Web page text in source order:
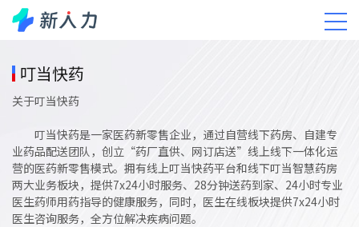
叮当快药
关于叮当快药
叮当快药是一家医药新零售企业，通过自营线下药房、自建专
业药品配送团队，创立“药厂直供、网订店送”线上线下一体化运
营的医药新零售模式。拥有线上叮当快药平台和线下叮当智慧药房
两大业务板块，提供7x24小时服务、28分钟送药到家、24小时专业
医生药师用药指导的健康服务，同时，医生在线板块提供7x24小时
医生咨询服务，全方位解决疾病问题。